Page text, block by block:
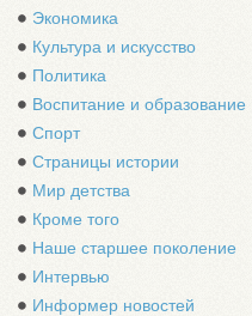
Экономика
Культура и искусство
Политика
Воспитание и образование
Спорт
Страницы истории
Мир детства
Кроме того
Наше старшее поколение
Интервью
Информер новостей